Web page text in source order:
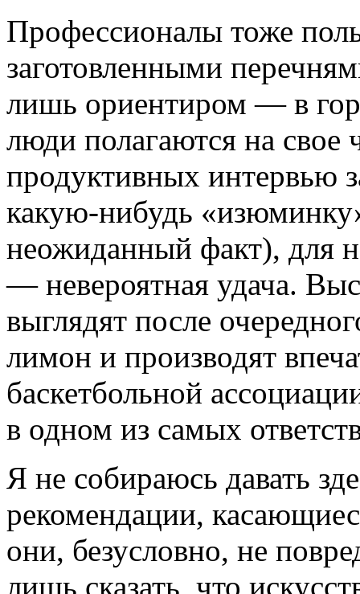
Профессионалы тоже
заготовленными
лишь ориентиром — в
люди полагаются на
продуктивных интервью
какую-нибудь
неожиданный факт), для
— невероятная удача.
выглядят после
лимон и производят
баскетбольной
в одном из самых
Я не собираюсь давать
рекомендации,
они, безусловно, не
лишь сказать, что